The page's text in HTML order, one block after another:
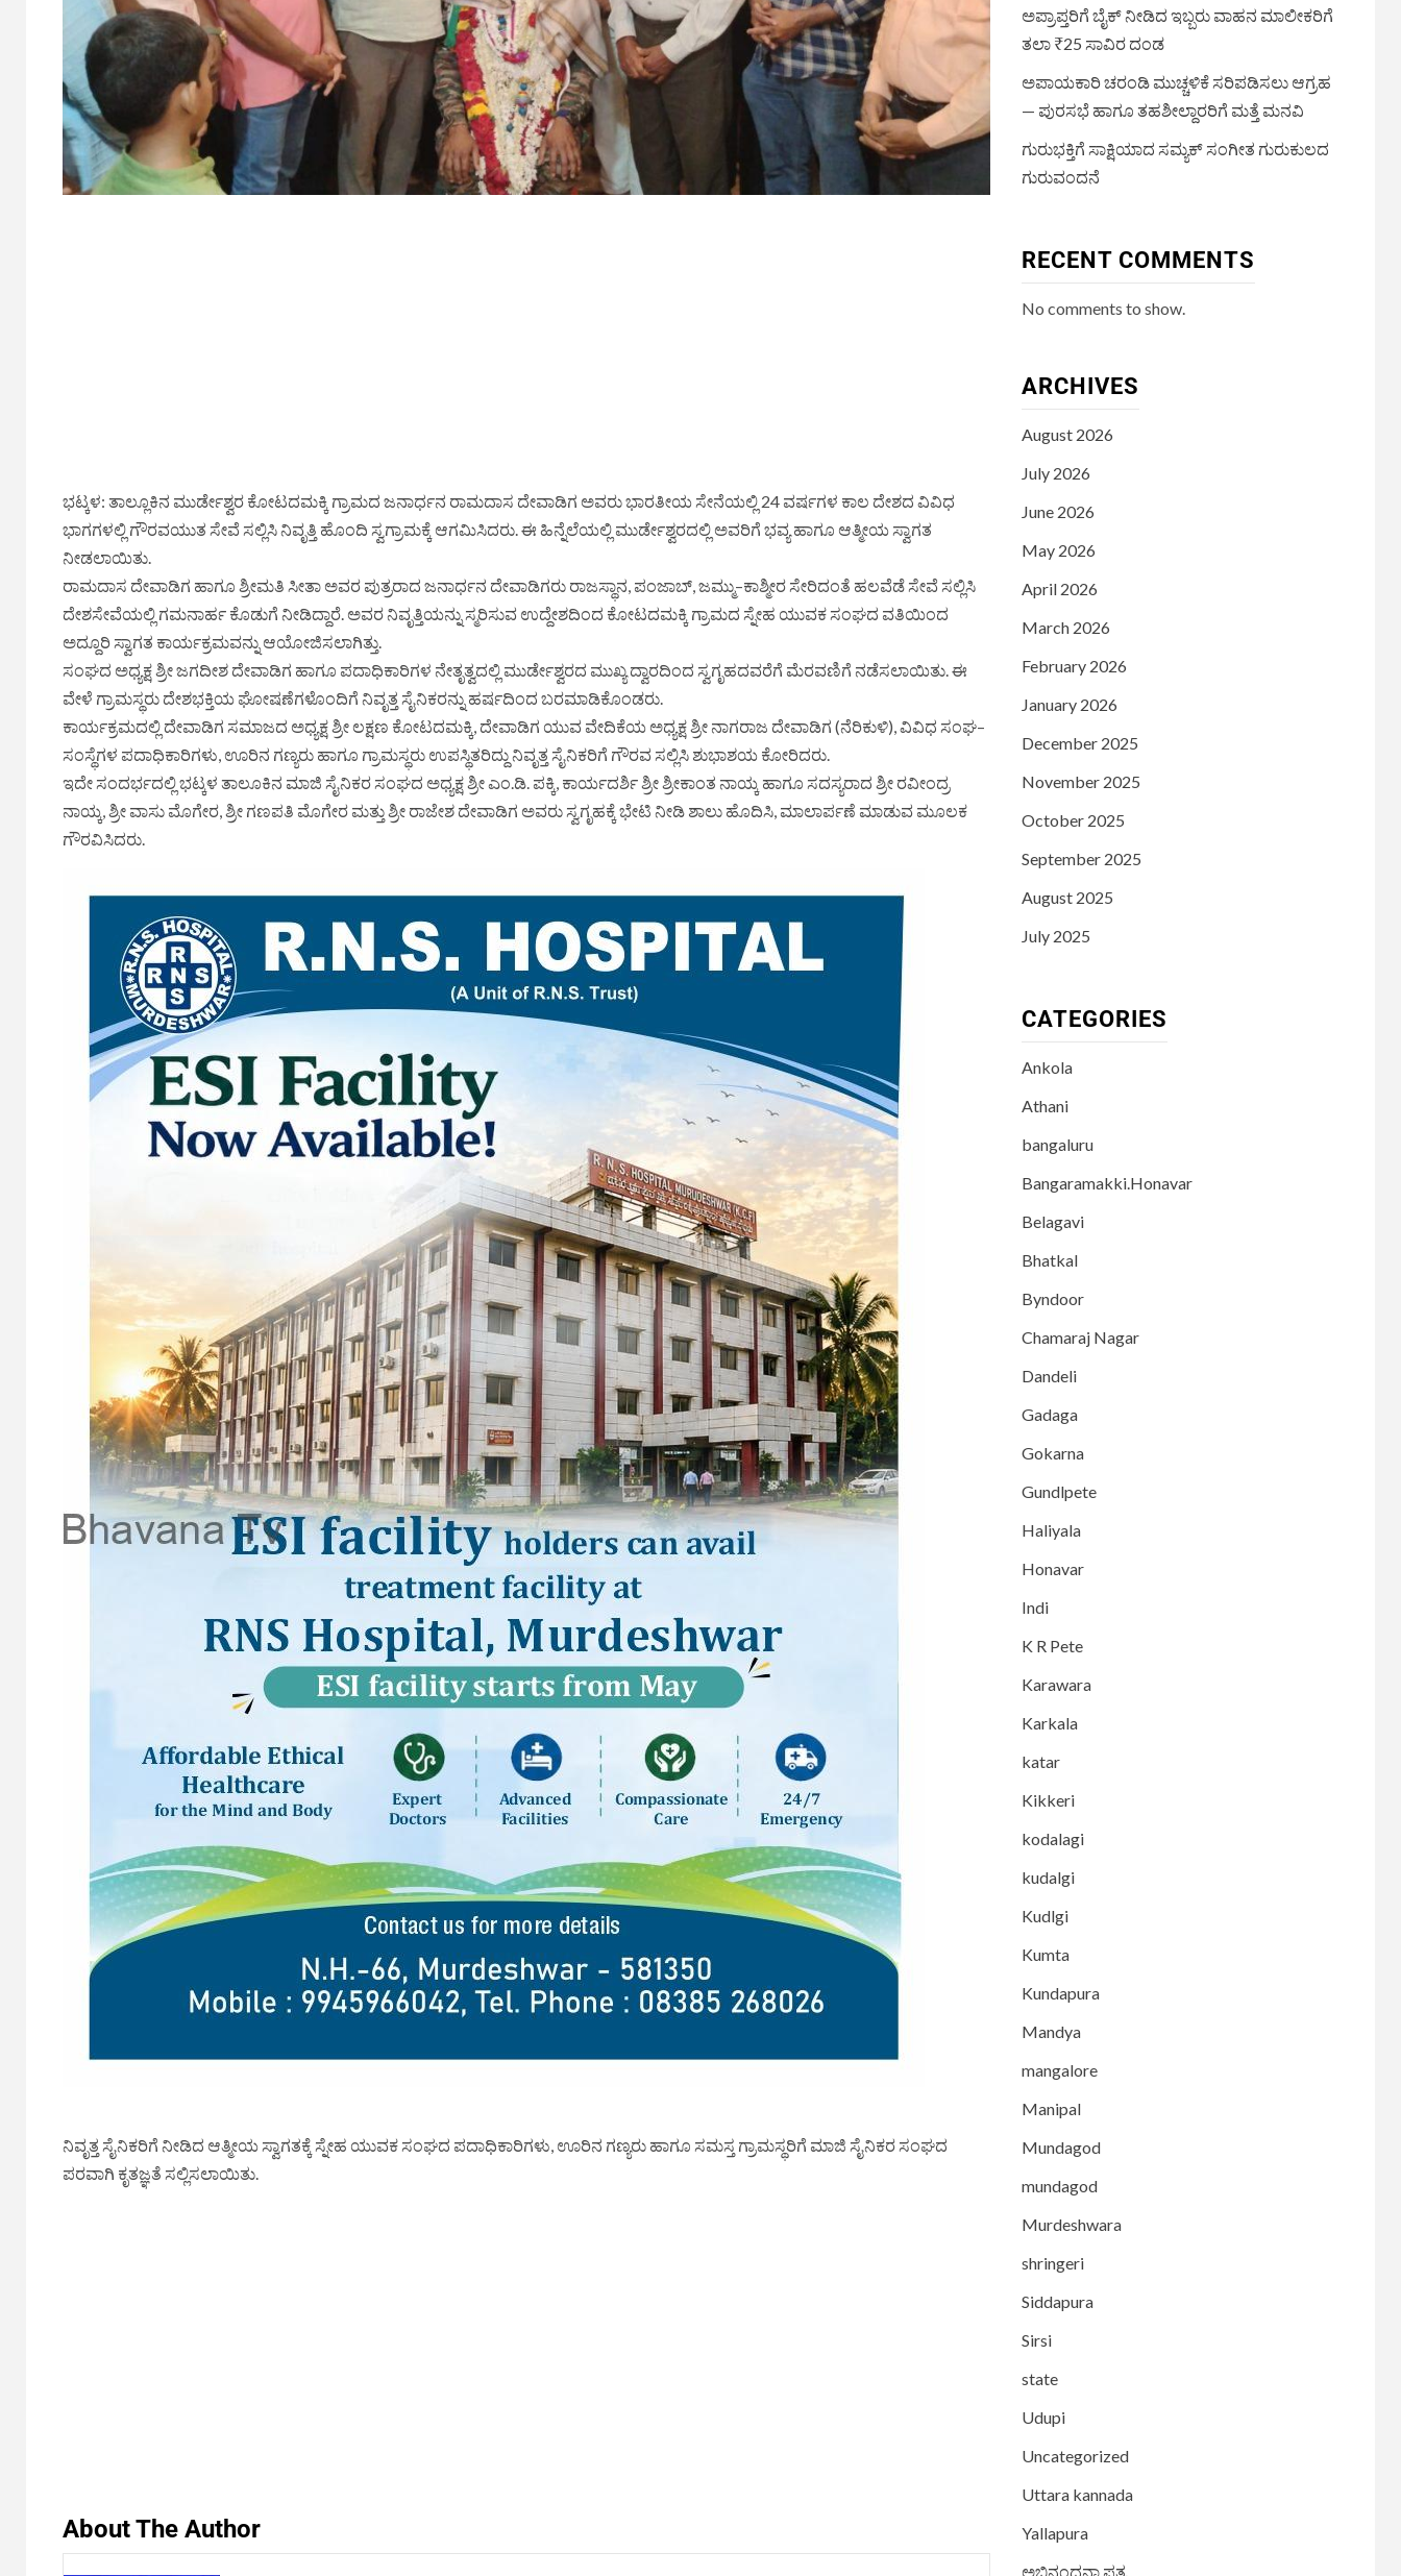
ಭಟ್ಕಳ: ತಾಲ್ಲೂಕಿನ ಮುರ್ಡೇಶ್ವರ ಕೋಟದಮಕ್ಕಿ ಗ್ರಾಮದ ಜನಾರ್ಧನ ರಾಮದಾಸ ದೇವಾಡಿಗ ಅವರು ಭಾರತೀಯ ಸೇನೆಯಲ್ಲಿ 24 ವರ್ಷಗಳ ಕಾಲ ದೇಶದ ವಿವಿಧ
ಭಾಗಗಳಲ್ಲಿ ಗೌರವಯುತ ಸೇವೆ ಸಲ್ಲಿಸಿ ನಿವೃತ್ತಿ ಹೊಂದಿ ಸ್ವಗ್ರಾಮಕ್ಕೆ ಆಗಮಿಸಿದರು. ಈ ಹಿನ್ನೆಲೆಯಲ್ಲಿ ಮುರ್ಡೇಶ್ವರದಲ್ಲಿ ಅವರಿಗೆ ಭವ್ಯ ಹಾಗೂ ಆತ್ಮೀಯ ಸ್ವಾಗತ
ನೀಡಲಾಯಿತು.
ರಾಮದಾಸ ದೇವಾಡಿಗ ಹಾಗೂ ಶ್ರೀಮತಿ ಸೀತಾ ಅವರ ಪುತ್ರರಾದ ಜನಾರ್ಧನ ದೇವಾಡಿಗರು ರಾಜಸ್ಥಾನ, ಪಂಜಾಬ್, ಜಮ್ಮು–ಕಾಶ್ಮೀರ ಸೇರಿದಂತೆ ಹಲವೆಡೆ ಸೇವೆ ಸಲ್ಲಿಸಿ
ದೇಶಸೇವೆಯಲ್ಲಿ ಗಮನಾರ್ಹ ಕೊಡುಗೆ ನೀಡಿದ್ದಾರೆ. ಅವರ ನಿವೃತ್ತಿಯನ್ನು ಸ್ಮರಿಸುವ ಉದ್ದೇಶದಿಂದ ಕೋಟದಮಕ್ಕಿ ಗ್ರಾಮದ ಸ್ನೇಹ ಯುವಕ ಸಂಘದ ವತಿಯಿಂದ
ಅದ್ದೂರಿ ಸ್ವಾಗತ ಕಾರ್ಯಕ್ರಮವನ್ನು ಆಯೋಜಿಸಲಾಗಿತ್ತು.
ಸಂಘದ ಅಧ್ಯಕ್ಷ ಶ್ರೀ ಜಗದೀಶ ದೇವಾಡಿಗ ಹಾಗೂ ಪದಾಧಿಕಾರಿಗಳ ನೇತೃತ್ವದಲ್ಲಿ ಮುರ್ಡೇಶ್ವರದ ಮುಖ್ಯ ದ್ವಾರದಿಂದ ಸ್ವಗೃಹದವರೆಗೆ ಮೆರವಣಿಗೆ ನಡೆಸಲಾಯಿತು. ಈ
ವೇಳೆ ಗ್ರಾಮಸ್ಥರು ದೇಶಭಕ್ತಿಯ ಘೋಷಣೆಗಳೊಂದಿಗೆ ನಿವೃತ್ತ ಸೈನಿಕರನ್ನು ಹರ್ಷದಿಂದ ಬರಮಾಡಿಕೊಂಡರು.
ಕಾರ್ಯಕ್ರಮದಲ್ಲಿ ದೇವಾಡಿಗ ಸಮಾಜದ ಅಧ್ಯಕ್ಷ ಶ್ರೀ ಲಕ್ಷಣ ಕೋಟದಮಕ್ಕಿ, ದೇವಾಡಿಗ ಯುವ ವೇದಿಕೆಯ ಅಧ್ಯಕ್ಷ ಶ್ರೀ ನಾಗರಾಜ ದೇವಾಡಿಗ (ನೆರಿಕುಳಿ), ವಿವಿಧ ಸಂಘ–
ಸಂಸ್ಥೆಗಳ ಪದಾಧಿಕಾರಿಗಳು, ಊರಿನ ಗಣ್ಯರು ಹಾಗೂ ಗ್ರಾಮಸ್ಥರು ಉಪಸ್ಥಿತರಿದ್ದು ನಿವೃತ್ತ ಸೈನಿಕರಿಗೆ ಗೌರವ ಸಲ್ಲಿಸಿ ಶುಭಾಶಯ ಕೋರಿದರು.
ಇದೇ ಸಂದರ್ಭದಲ್ಲಿ ಭಟ್ಕಳ ತಾಲೂಕಿನ ಮಾಜಿ ಸೈನಿಕರ ಸಂಘದ ಅಧ್ಯಕ್ಷ ಶ್ರೀ ಎಂ.ಡಿ. ಪಕ್ಕಿ, ಕಾರ್ಯದರ್ಶಿ ಶ್ರೀ ಶ್ರೀಕಾಂತ ನಾಯ್ಕ ಹಾಗೂ ಸದಸ್ಯರಾದ ಶ್ರೀ ರವೀಂದ್ರ
ನಾಯ್ಕ, ಶ್ರೀ ವಾಸು ಮೊಗೇರ, ಶ್ರೀ ಗಣಪತಿ ಮೊಗೇರ ಮತ್ತು ಶ್ರೀ ರಾಜೇಶ ದೇವಾಡಿಗ ಅವರು ಸ್ವಗೃಹಕ್ಕೆ ಭೇಟಿ ನೀಡಿ ಶಾಲು ಹೊದಿಸಿ, ಮಾಲಾರ್ಪಣೆ ಮಾಡುವ ಮೂಲಕ
ಗೌರವಿಸಿದರು.
ನಿವೃತ್ತ ಸೈನಿಕರಿಗೆ ನೀಡಿದ ಆತ್ಮೀಯ ಸ್ವಾಗತಕ್ಕೆ ಸ್ನೇಹ ಯುವಕ ಸಂಘದ ಪದಾಧಿಕಾರಿಗಳು, ಊರಿನ ಗಣ್ಯರು ಹಾಗೂ ಸಮಸ್ತ ಗ್ರಾಮಸ್ಥರಿಗೆ ಮಾಜಿ ಸೈನಿಕರ ಸಂಘದ
ಪರವಾಗಿ ಕೃತಜ್ಞತೆ ಸಲ್ಲಿಸಲಾಯಿತು.
About The Author
ಅಪ್ರಾಪ್ತರಿಗೆ ಬೈಕ್ ನೀಡಿದ ಇಬ್ಬರು ವಾಹನ ಮಾಲೀಕರಿಗೆ
ತಲಾ ₹25 ಸಾವಿರ ದಂಡ
ಅಪಾಯಕಾರಿ ಚರಂಡಿ ಮುಚ್ಚಳಿಕೆ ಸರಿಪಡಿಸಲು ಆಗ್ರಹ
— ಪುರಸಭೆ ಹಾಗೂ ತಹಶೀಲ್ದಾರರಿಗೆ ಮತ್ತೆ ಮನವಿ
ಗುರುಭಕ್ತಿಗೆ ಸಾಕ್ಷಿಯಾದ ಸಮ್ಯಕ್ ಸಂಗೀತ ಗುರುಕುಲದ
ಗುರುವಂದನೆ
RECENT COMMENTS
No comments to show.
ARCHIVES
August 2026
July 2026
June 2026
May 2026
April 2026
March 2026
February 2026
January 2026
December 2025
November 2025
October 2025
September 2025
August 2025
July 2025
CATEGORIES
Ankola
Athani
bangaluru
Bangaramakki.Honavar
Belagavi
Bhatkal
Byndoor
Chamaraj Nagar
Dandeli
Gadaga
Gokarna
Gundlpete
Haliyala
Honavar
Indi
K R Pete
Karawara
Karkala
katar
Kikkeri
kodalagi
kudalgi
Kudlgi
Kumta
Kundapura
Mandya
mangalore
Manipal
Mundagod
mundagod
Murdeshwara
shringeri
Siddapura
Sirsi
state
Udupi
Uncategorized
Uttara kannada
Yallapura
ಅಭಿನಂದನಾ ಪತ್ರ